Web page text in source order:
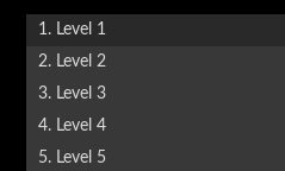
1. Level 1
2. Level 2
3. Level 3
4. Level 4
5. Level 5